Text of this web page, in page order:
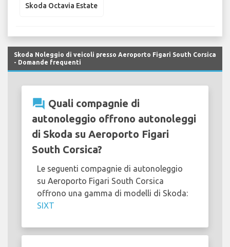
Skoda Octavia Estate
Skoda Noleggio di veicoli presso Aeroporto Figari South Corsica
- Domande frequenti
question_answer Quali compagnie di
autonoleggio offrono autonoleggi
di Skoda su Aeroporto Figari
South Corsica?
Le seguenti compagnie di autonoleggio
su Aeroporto Figari South Corsica
offrono una gamma di modelli di Skoda:
SIXT